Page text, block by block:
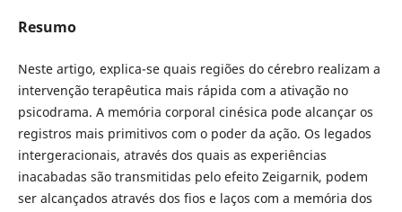
Resumo
Neste artigo, explica-se quais regiões do cérebro realizam a
intervenção terapêutica mais rápida com a ativação no
psicodrama. A memória corporal cinésica pode alcançar os
registros mais primitivos com o poder da ação. Os legados
intergeracionais, através dos quais as experiências
inacabadas são transmitidas pelo efeito Zeigarnik, podem
ser alcançados através dos fios e laços com a memória dos